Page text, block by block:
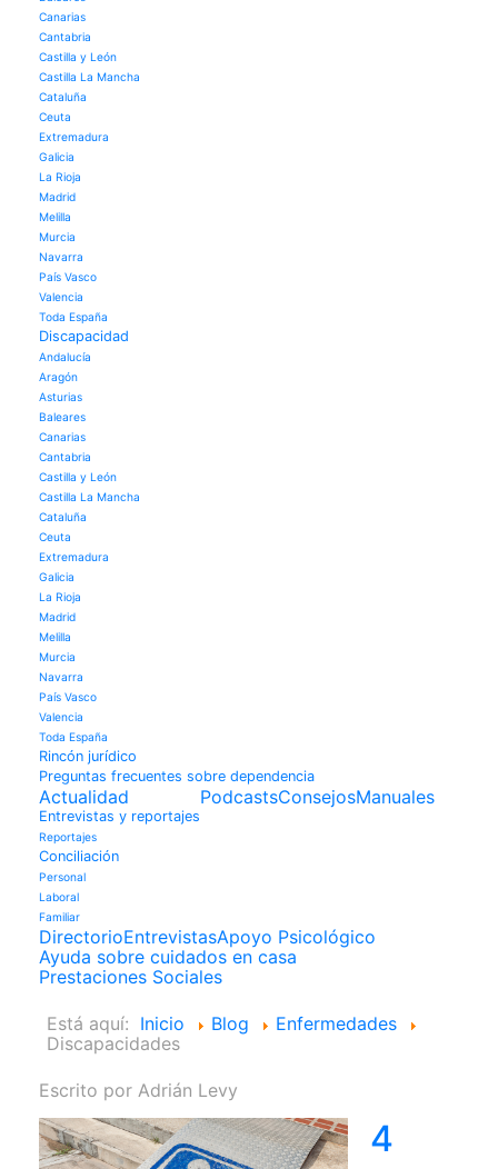
Canarias
Cantabria
Castilla y León
Castilla La Mancha
Cataluña
Ceuta
Extremadura
Galicia
La Rioja
Madrid
Melilla
Murcia
Navarra
País Vasco
Valencia
Toda España
Discapacidad
Andalucía
Aragón
Asturias
Baleares
Canarias
Cantabria
Castilla y León
Castilla La Mancha
Cataluña
Ceuta
Extremadura
Galicia
La Rioja
Madrid
Melilla
Murcia
Navarra
País Vasco
Valencia
Toda España
Rincón jurídico
Preguntas frecuentes sobre dependencia
Actualidad
Entrevistas y reportajes
Reportajes
Conciliación
Personal
Laboral
Familiar
PodcastsConsejosManuales
DirectorioEntrevistasApoyo Psicológico
Ayuda sobre cuidados en casa
Prestaciones Sociales
Está aquí: Inicio Blog
Enfermedades
Discapacidades
Escrito por Adrián Levy
4